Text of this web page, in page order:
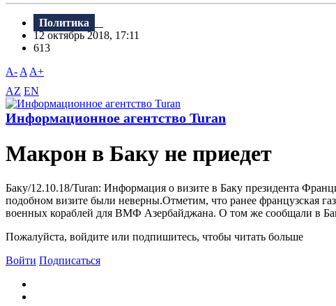
Политика
12 октябрь 2018, 17:11
613
A- A A+
AZ EN
Информационное агентство Turan
Макрон в Баку не приедет
Баку/12.10.18/Turan: Информация о визите в Баку президента
подобном визите были неверны.Отметим, что ранее французская
военных кораблей для BМФ Азербайджана. О том же сообщали в
Пожалуйста, войдите или подпишитесь, чтобы читать больше
Войти Подписаться